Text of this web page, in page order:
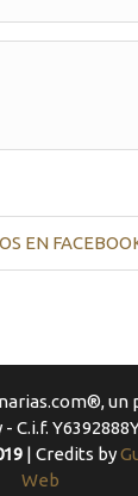
EN
un
C.i.f.
| Credits by
Web